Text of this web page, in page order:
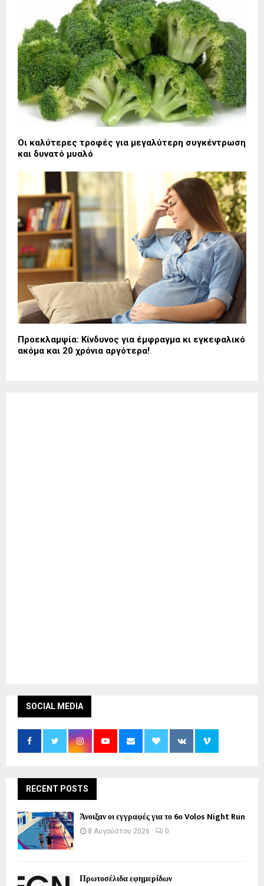
Οι καλύτερες τροφές για μεγαλύτερη συγκέντρωση
και δυνατό μυαλό
Προεκλαμψία: Κίνδυνος για έμφραγμα κι εγκεφαλικό
ακόμα και 20 χρόνια αργότερα!
SOCIAL MEDIA
RECENT POSTS
Άνοιξαν οι εγγραφές για το 6ο Volos Night Run
8 Αυγούστου 2026 0
Πρωτοσέλιδα εφημερίδων